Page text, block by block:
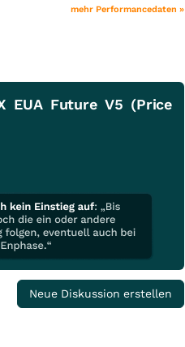
mehr Performancedaten »
EUA Future V5 (Price
Neue Diskussion erstellen